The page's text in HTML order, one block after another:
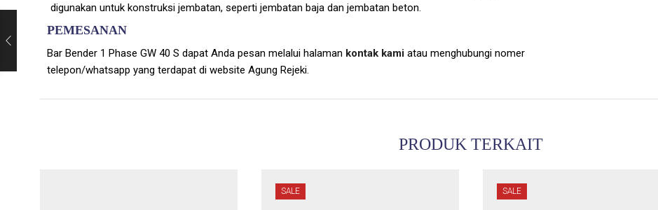
digunakan untuk konstruksi jembatan, seperti jembatan baja dan jembatan beton.
PEMESANAN
Bar Bender 1 Phase GW 40 S dapat Anda pesan melalui halaman kontak kami atau menghubungi nomer
telepon/whatsapp yang terdapat di website Agung Rejeki.
PRODUK TERKAIT
SALE SALE